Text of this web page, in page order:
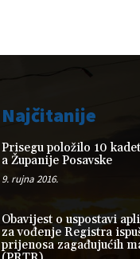
Najčitanije
Prisegu položilo 10
a Županije Posavske
9. rujna 2016.
Obavijest o uspostavi
za vođenje Registra
prijenosa zagađujućih